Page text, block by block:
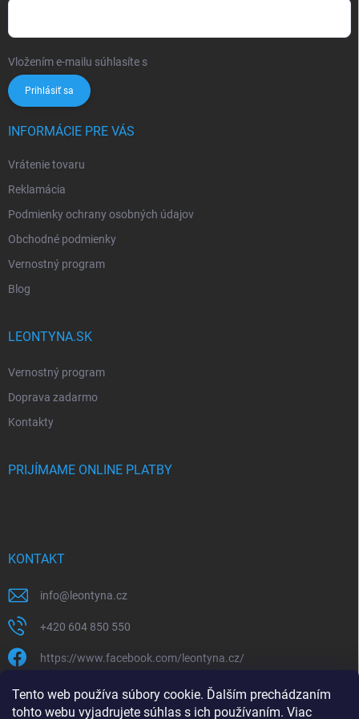
Tento web používa súbory cookie. Ďalším prechádzaním
tohto webu vyjadrujete súhlas s ich používaním. Viac
Vložením e-mailu súhlasíte s
Prihlásiť sa
INFORMÁCIE PRE VÁS
Vrátenie tovaru
Reklamácia
Podmienky ochrany osobných údajov
Obchodné podmienky
Vernostný program
Blog
LEONTYNA.SK
Vernostný program
Doprava zadarmo
Kontakty
PRIJÍMAME ONLINE PLATBY
KONTAKT
info@ leontyna.cz
+420 604 850 550
https://www.facebook.com/leontyna.cz/
leontyna.cz